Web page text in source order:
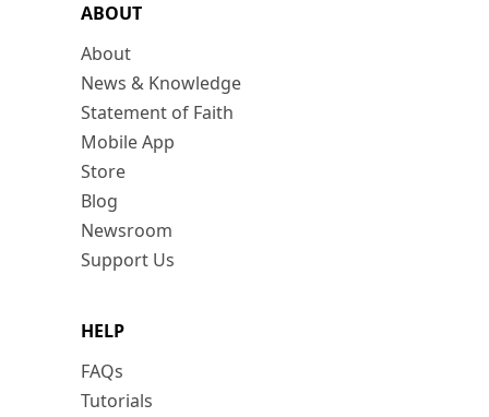
ABOUT
About
News & Knowledge
Statement of Faith
Mobile App
Store
Blog
Newsroom
Support Us
HELP
FAQs
Tutorials